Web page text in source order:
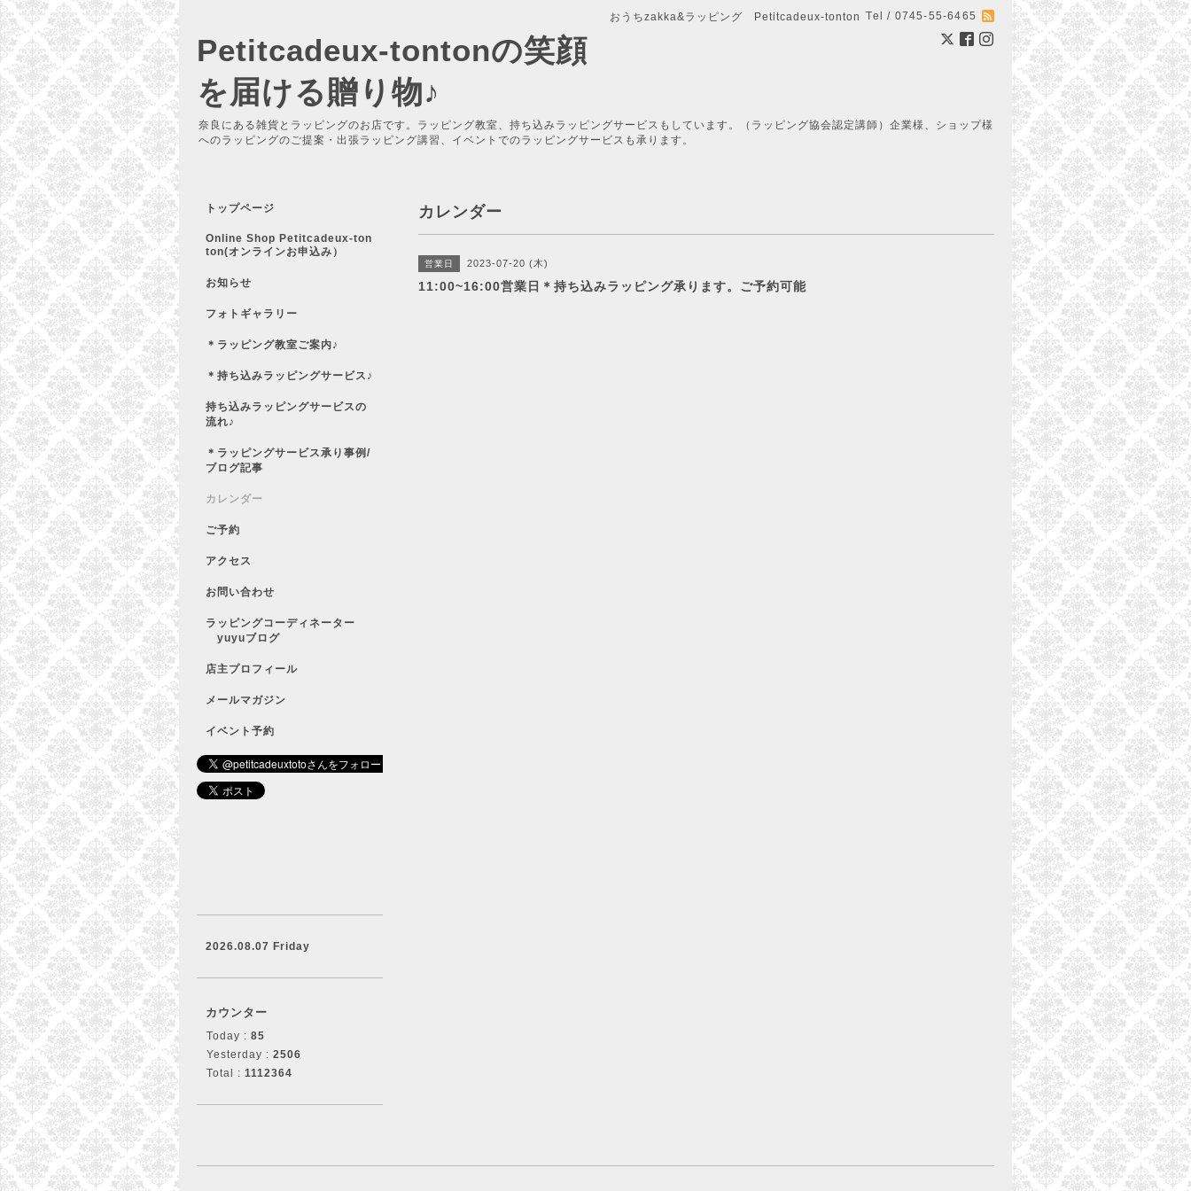
おうちzakka&ラッピング Petitcadeux-tonton Tel / 0745-55-6465
Petitcadeux-tontonの笑顔
を届ける贈り物♪
奈良にある雑貨とラッピングのお店です。ラッピング教室、持ち込みラッピングサービスもしています。（ラッピング協会認定講師）企業様、ショップ様
へのラッピングのご提案・出張ラッピング講習、イベントでのラッピングサービスも承ります。
カレンダー
営業日 2023-07-20 (木)
11:00~16:00営業日＊持ち込みラッピング承ります。ご予約可能
トップページ
Online Shop Petitcadeux-ton
ton(オンラインお申込み）
お知らせ
フォトギャラリー
＊ラッピング教室ご案内♪
＊持ち込みラッピングサービス♪
持ち込みラッピングサービスの
流れ♪
＊ラッピングサービス承り事例/
ブログ記事
カレンダー
ご予約
アクセス
お問い合わせ
ラッピングコーディネーター
yuyuブログ
店主プロフィール
メールマガジン
イベント予約
2026.08.07 Friday
カウンター
Today : 85
Yesterday : 2506
Total : 1112364